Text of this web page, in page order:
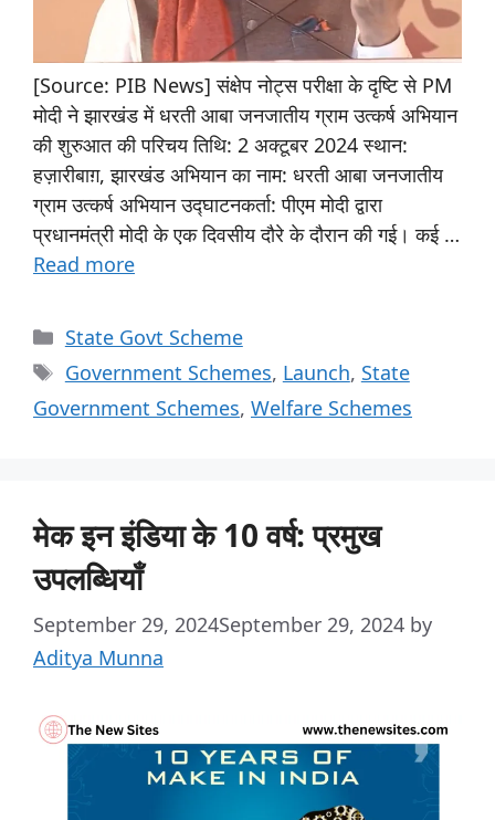
[Source: PIB News] संक्षेप नोट्स परीक्षा के दृष्टि से PM
मोदी ने झारखंड में धरती आबा जनजातीय ग्राम उत्कर्ष अभियान
की शुरुआत की परिचय तिथि: 2 अक्टूबर 2024 स्थान:
हज़ारीबाग़, झारखंड अभियान का नाम: धरती आबा जनजातीय
ग्राम उत्कर्ष अभियान उद्घाटनकर्ता: पीएम मोदी द्वारा
प्रधानमंत्री मोदी के एक दिवसीय दौरे के दौरान की गई। कई …
Read more
State Govt Scheme
Government Schemes, Launch, State
Government Schemes, Welfare Schemes
मेक इन इंडिया के 10 वर्ष: प्रमुख
उपलब्धियाँ
September 29, 2024September 29, 2024 by
Aditya Munna